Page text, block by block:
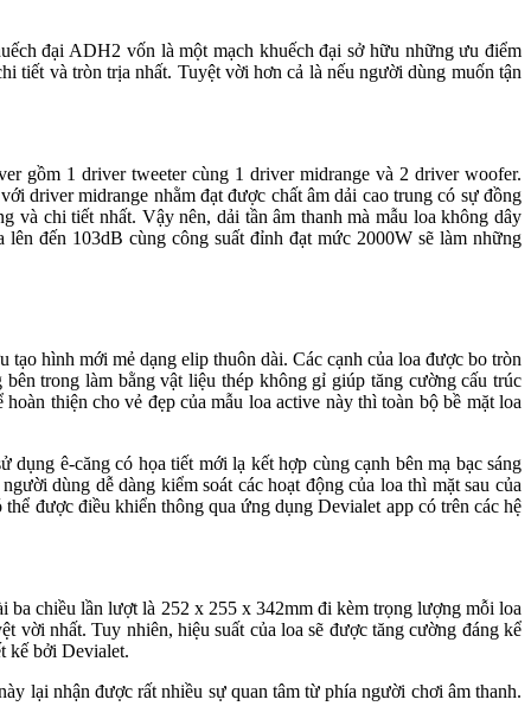
đại ADH2 vốn là một mạch khuếch đại sở hữu những ưu điểm
tiết và tròn trịa nhất. Tuyệt vời hơn cả là nếu người dùng muốn tận
gồm 1 driver tweeter cùng 1 driver midrange và 2 driver woofer.
driver midrange nhằm đạt được chất âm dải cao trung có sự đồng
và chi tiết nhất. Vậy nên, dải tần âm thanh mà mẫu loa không dây
đến 103dB cùng công suất đỉnh đạt mức 2000W sẽ làm những
hình mới mẻ dạng elip thuôn dài. Các cạnh của loa được bo tròn
trong làm bằng vật liệu thép không gỉ giúp tăng cường cấu trúc
thiện cho vẻ đẹp của mẫu loa active này thì toàn bộ bề mặt loa
ê-căng có họa tiết mới lạ kết hợp cùng cạnh bên mạ bạc sáng
dùng dễ dàng kiểm soát các hoạt động của loa thì mặt sau của
được điều khiển thông qua ứng dụng Devialet app có trên các hệ
ba chiều lần lượt là 252 x 255 x 342mm đi kèm trọng lượng mỗi loa
vời nhất. Tuy nhiên, hiệu suất của loa sẽ được tăng cường đáng kể
kế bởi Devialet.
lại nhận được rất nhiều sự quan tâm từ phía người chơi âm thanh.